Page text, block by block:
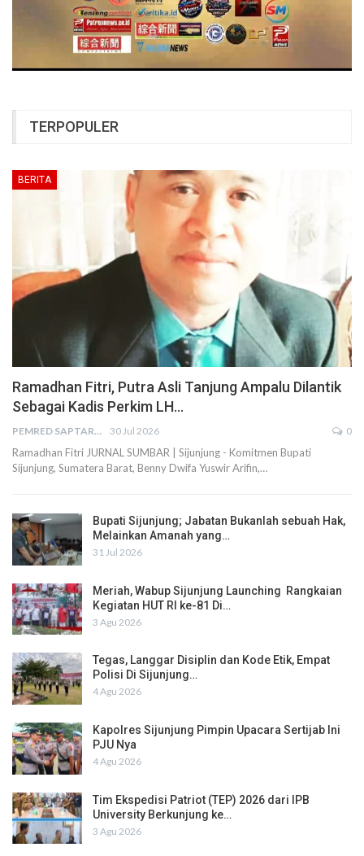
TERPOPULER
BERITA
Ramadhan Fitri, Putra Asli Tanjung Ampalu Dilantik
Sebagai Kadis Perkim LH…
PEMRED SAPTARIUS 30 Jul 2026 0
Ramadhan Fitri JURNAL SUMBAR | Sijunjung - Komitmen Bupati
Sijunjung, Sumatera Barat, Benny Dwifa Yuswir Arifin,…
Bupati Sijunjung; Jabatan Bukanlah sebuah Hak,
Melainkan Amanah yang…
31 Jul 2026
Meriah, Wabup Sijunjung Launching Rangkaian
Kegiatan HUT RI ke-81 Di…
3 Agu 2026
Tegas, Langgar Disiplin dan Kode Etik, Empat
Polisi Di Sijunjung…
4 Agu 2026
Kapolres Sijunjung Pimpin Upacara Sertijab Ini
PJU Nya
4 Agu 2026
Tim Ekspedisi Patriot (TEP) 2026 dari IPB
University Berkunjung ke…
3 Agu 2026